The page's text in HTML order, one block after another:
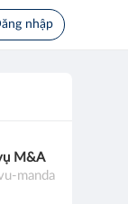
nhập
M&A
manda